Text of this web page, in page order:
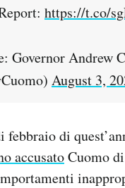
https://t.co/
Governor Andrew
August 3,
di
accusatoCuomo